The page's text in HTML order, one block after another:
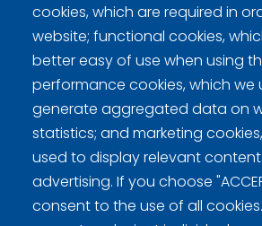
cookies, which are required in
website; functional cookies,
better easy of use when using
performance cookies, which we
generate aggregated data on
statistics; and marketing
used to display relevant
advertising. If you choose
consent to the use of all
Curling Finland
Curling.fi
Curling Finland